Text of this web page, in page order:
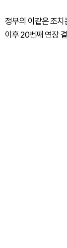
정부의 이같은 조치
이후 20번째 연장